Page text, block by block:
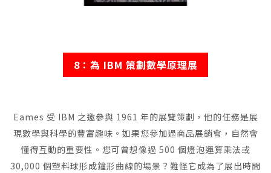
8：為 IBM 策劃數學原理展
Eames 受 IBM 之邀參與 1961 年的展覽策劃，他的任務是展
現數學與科學的豐富趣味。如果您參加過商品展銷會，自然會
懂得互動的重要性。您可曾想像過 500 個燈泡運算乘法或
30,000 個塑料球形成鐘形曲線的場景？難怪它成為了展出時間